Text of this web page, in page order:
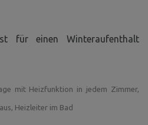
für einen Winteraufenthalt
mit Heizfunktion in jedem Zimmer,
Heizleiter im Bad